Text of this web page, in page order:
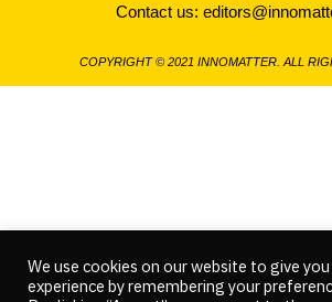
Contact us:
COPYRIGHT © 2021 INNOMATTER. ALL
We use cookies on our website to give
experience by remembering your